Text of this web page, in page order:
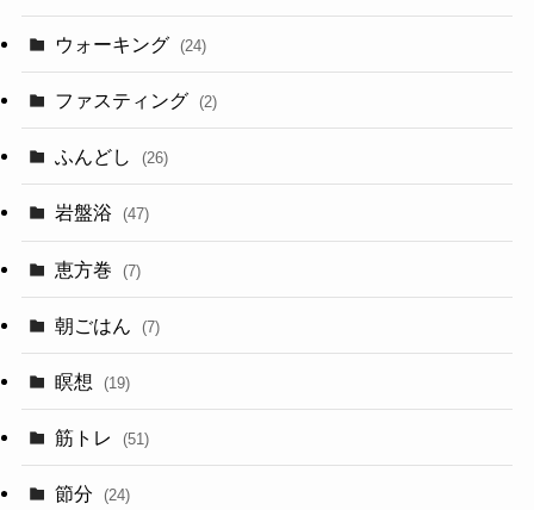
ウォーキング (24)
ファスティング (2)
ふんどし (26)
岩盤浴 (47)
恵方巻 (7)
朝ごはん (7)
瞑想 (19)
筋トレ (51)
節分 (24)